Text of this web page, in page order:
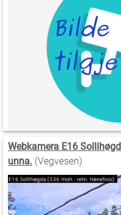
Webkamera E16
unna. (Vegvesen)